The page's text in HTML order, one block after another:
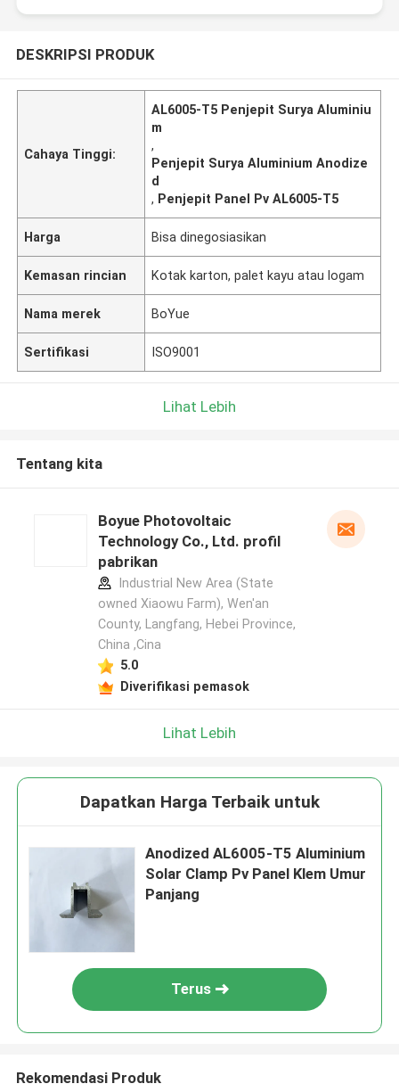
DESKRIPSI PRODUK
Cahaya Tinggi:
AL6005-T5 Penjepit Surya Aluminiu
m
,
Penjepit Surya Aluminium Anodize
d
, Penjepit Panel Pv AL6005-T5
Harga Bisa dinegosiasikan
Kemasan rincian Kotak karton, palet kayu atau logam
Nama merek BoYue
Sertifikasi ISO9001
Lihat Lebih
Tentang kita
Boyue Photovoltaic
Technology Co., Ltd. profil
pabrikan
Industrial New Area (State
owned Xiaowu Farm), Wen'an
County, Langfang, Hebei Province,
China ,Cina
5.0
Diverifikasi pemasok
Lihat Lebih
Dapatkan Harga Terbaik untuk
Anodized AL6005-T5 Aluminium
Solar Clamp Pv Panel Klem Umur
Panjang
Terus
Rekomendasi Produk